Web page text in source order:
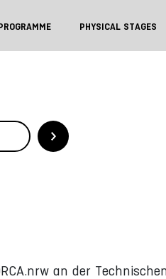
PHYSICAL STAGES
an der